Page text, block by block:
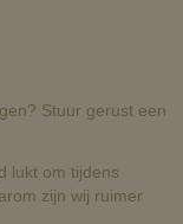
Stuur gerust een
lukt om tijdens
zijn wij ruimer